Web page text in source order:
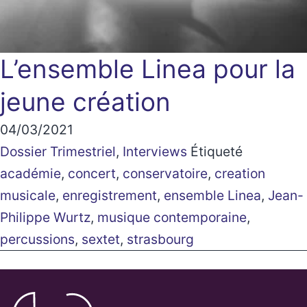
L’ensemble Linea pour la
jeune création
04/03/2021
Dossier Trimestriel, Interviews Étiqueté
académie, concert, conservatoire, creation
musicale, enregistrement, ensemble Linea, Jean-
Philippe Wurtz, musique contemporaine,
percussions, sextet, strasbourg